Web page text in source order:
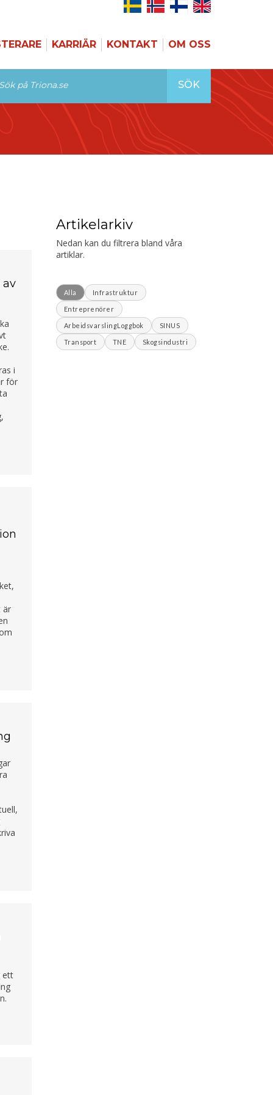
KARRIÄR KONTAKT OM OSS
SÖK
av
i
för
är
ett
Artikelarkiv
Nedan kan du filtrera bland våra
artiklar.
Alla Infrastruktur
Entreprenörer
ArbeidsvarslingLoggbok SINUS
Transport TNE Skogsindustri